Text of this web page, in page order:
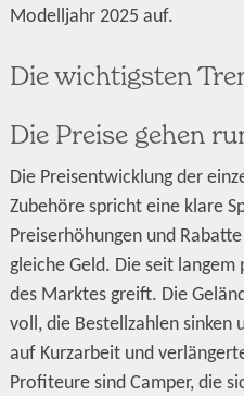
Modelljahr 2025 auf.
Die wichtigsten
Die Preise gehen
Die Preisentwicklung der
Zubehöre spricht eine klare
Preiserhöhungen und
gleiche Geld. Die seit
des Marktes greift. Die
voll, die Bestellzahlen sinken
auf Kurzarbeit und
Profiteure sind Camper, die